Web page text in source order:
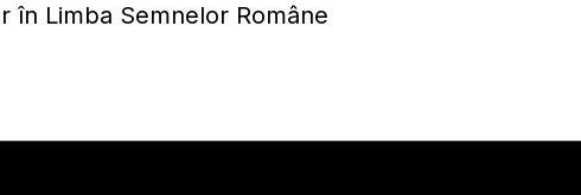
în Limba Semnelor Române